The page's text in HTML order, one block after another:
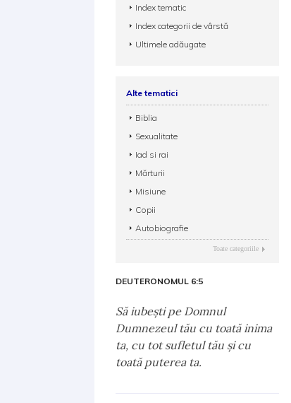
Index tematic
Index categorii de vârstă
Ultimele adăugate
Alte tematici
Biblia
Sexualitate
Iad si rai
Mărturii
Misiune
Copii
Autobiografie
Toate categoriile
DEUTERONOMUL 6:5
Să iubeşti pe Domnul
Dumnezeul tău cu toată inima
ta, cu tot sufletul tău şi cu
toată puterea ta.